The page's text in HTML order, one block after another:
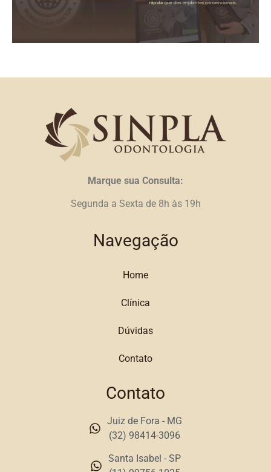
Marque sua Consulta:
Segunda a Sexta de 8h às 19h
Navegação
Home
Clínica
Dúvidas
Contato
Contato
Juiz de Fora - MG
(32) 98414-3096
Santa Isabel - SP